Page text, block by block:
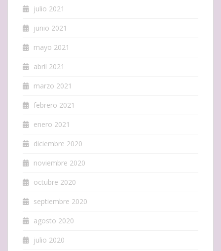
julio 2021
junio 2021
mayo 2021
abril 2021
marzo 2021
febrero 2021
enero 2021
diciembre 2020
noviembre 2020
octubre 2020
septiembre 2020
agosto 2020
julio 2020